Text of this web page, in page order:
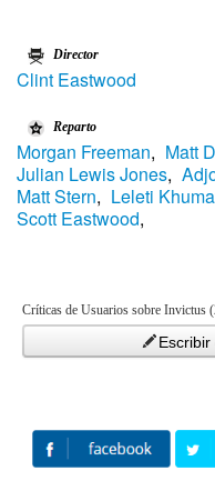
Director
Clint Eastwood
Reparto
Morgan Freeman, Matt
Julian Lewis Jones,
Matt Stern, Leleti
Scott Eastwood,
Críticas de Usuarios sobre Invictus